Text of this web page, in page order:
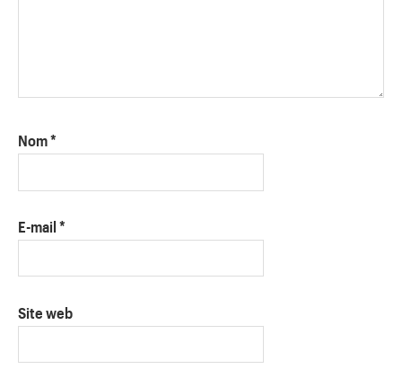
Nom*
E-mail *
Site web